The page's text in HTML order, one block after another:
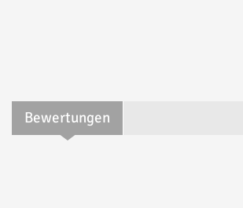
Bewertungen